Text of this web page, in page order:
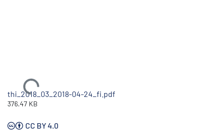
Ladataan...
thi_2018_03_2018-04-24_fi.pdf
376.47 KB
CC BY 4.0